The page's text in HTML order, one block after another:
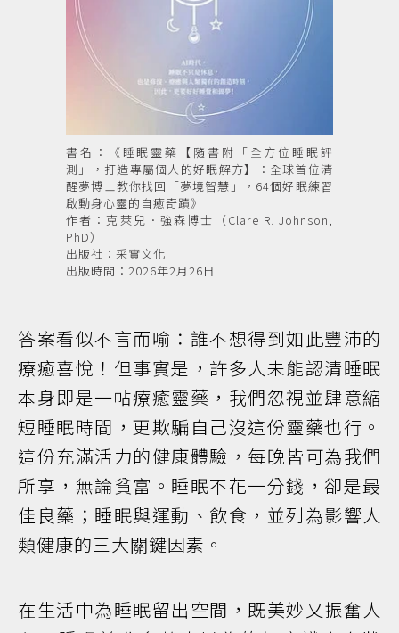
書名：《睡眠靈藥【隨書附「全方位睡眠評
測」，打造專屬個人的好眠解方】：全球首位清
醒夢博士教你找回「夢境智慧」，64個好眠練習
啟動身心靈的自癒奇蹟》
作者：克萊兒．強森博士（Clare R. Johnson,
PhD）
出版社：采實文化
出版時間：2026年2月26日
答案看似不言而喻：誰不想得到如此豐沛的
療癒喜悅！但事實是，許多人未能認清睡眠
本身即是一帖療癒靈藥，我們忽視並肆意縮
短睡眠時間，更欺騙自己沒這份靈藥也行。
這份充滿活力的健康體驗，每晚皆可為我們
所享，無論貧富。睡眠不花一分錢，卻是最
佳良藥；睡眠與運動、飲食，並列為影響人
類健康的三大關鍵因素。
在生活中為睡眠留出空間，既美妙又振奮人